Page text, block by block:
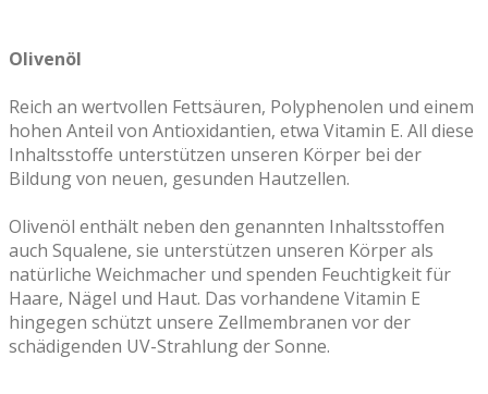
Olivenöl
Reich an wertvollen Fettsäuren, Polyphenolen und einem
hohen Anteil von Antioxidantien, etwa Vitamin E. All diese
Inhaltsstoffe unterstützen unseren Körper bei der
Bildung von neuen, gesunden Hautzellen.
Olivenöl enthält neben den genannten Inhaltsstoffen
auch Squalene, sie unterstützen unseren Körper als
natürliche Weichmacher und spenden Feuchtigkeit für
Haare, Nägel und Haut. Das vorhandene Vitamin E
hingegen schützt unsere Zellmembranen vor der
schädigenden UV-Strahlung der Sonne.